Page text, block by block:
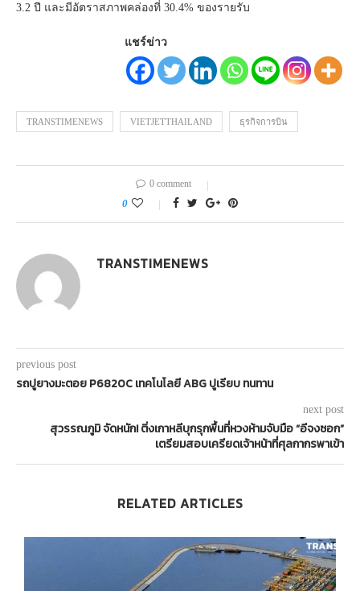
3.2 ปี และมีอัตราสภาพคล่องที่ 30.4% ของรายรับ
แชร์ข่าว
TRANSTIMENEWS VIETJETTHAILAND ธุรกิจการบิน
0 comment
0
TRANSTIMENEWS
previous post
รถปูยางมะตอย P6820C เทคโนโลยี ABG ปูเรียบ ทนทาน
next post
สุวรรณภูมิ จัดหนัก! ติ่งเกาหลีบุกรุกพื้นที่หวงห้ามจับมือ “อีจงซอก”
เตรียมสอบเครียดเจ้าหน้าที่ศุลกากรพาเข้า
RELATED ARTICLES